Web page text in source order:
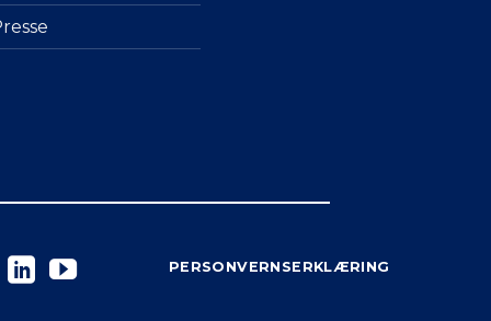
PERSONVERNSERKLÆRING